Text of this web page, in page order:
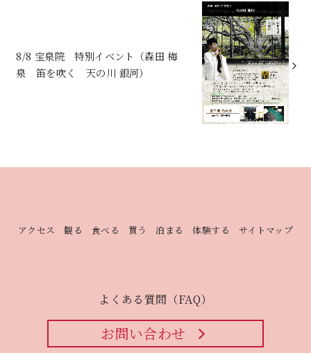
8/8 宝泉院 特別イベント（森田 梅
泉 笛を吹く 天の川 銀河）
アクセス 観る 食べる 買う 泊まる 体験する サイトマップ
よくある質問（FAQ）
お問い合わせ